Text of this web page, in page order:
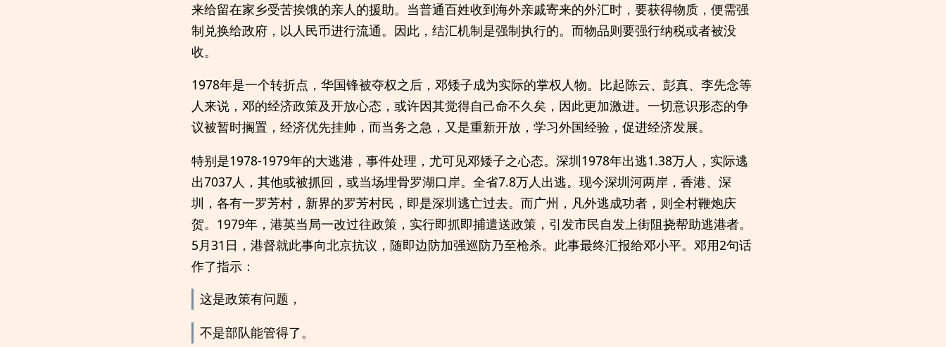
来给留在家乡受苦挨饿的亲人的援助。当普通百姓收到海外亲戚寄来的外汇时，要获得物质，便需强
制兑换给政府，以人民币进行流通。因此，结汇机制是强制执行的。而物品则要强行纳税或者被没
收。
1978年是一个转折点，华国锋被夺权之后，邓矮子成为实际的掌权人物。比起陈云、彭真、李先念等
人来说，邓的经济政策及开放心态，或许因其觉得自己命不久矣，因此更加激进。一切意识形态的争
议被暂时搁置，经济优先挂帅，而当务之急，又是重新开放，学习外国经验，促进经济发展。
特别是1978-1979年的大逃港，事件处理，尤可见邓矮子之心态。深圳1978年出逃1.38万人，实际逃
出7037人，其他或被抓回，或当场埋骨罗湖口岸。全省7.8万人出逃。现今深圳河两岸，香港、深
圳，各有一罗芳村，新界的罗芳村民，即是深圳逃亡过去。而广州，凡外逃成功者，则全村鞭炮庆
贺。1979年，港英当局一改过往政策，实行即抓即捕遣送政策，引发市民自发上街阻挠帮助逃港者。
5月31日，港督就此事向北京抗议，随即边防加强巡防乃至枪杀。此事最终汇报给邓小平。邓用2句话
作了指示：
这是政策有问题，
不是部队能管得了。